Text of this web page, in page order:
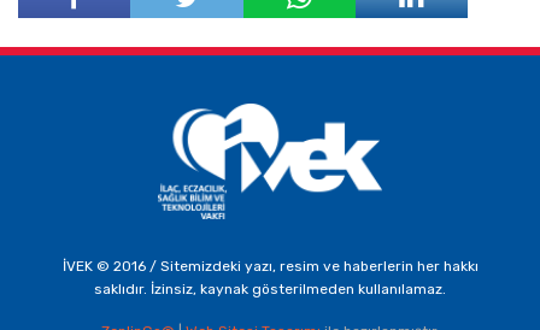
İVEK © 2016 / Sitemizdeki yazı, resim ve haberlerin her hakkı
saklıdır. İzinsiz, kaynak gösterilmeden kullanılamaz.